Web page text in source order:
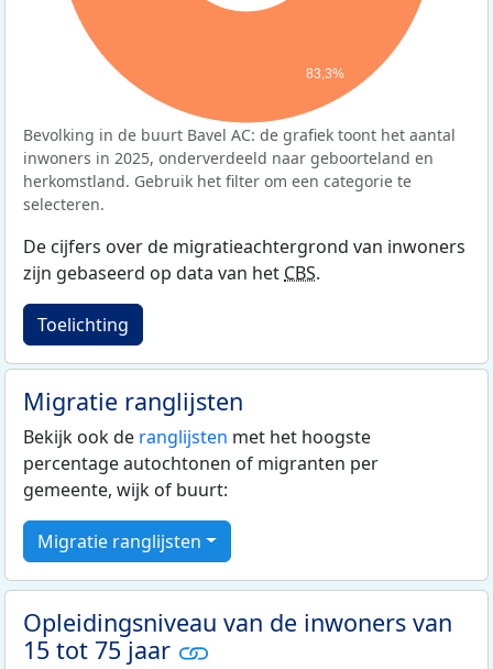
83,3%
Bevolking in de buurt Bavel AC: de grafiek toont het aantal
inwoners in 2025, onderverdeeld naar geboorteland en
herkomstland. Gebruik het filter om een categorie te
selecteren.
De cijfers over de migratieachtergrond van inwoners
zijn gebaseerd op data van het CBS.
Toelichting
Migratie ranglijsten
Bekijk ook de ranglijsten met het hoogste
percentage autochtonen of migranten per
gemeente, wijk of buurt:
Migratie ranglijsten
Opleidingsniveau van de inwoners van
15 tot 75 jaar